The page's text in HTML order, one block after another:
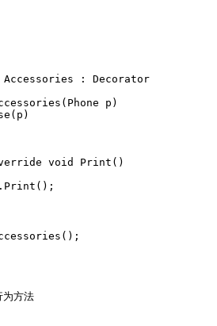
: Decorator
p)
void Print()
方法